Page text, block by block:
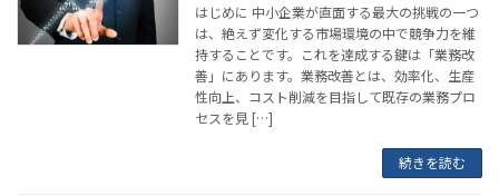
はじめに 中小企業が直面する最大の挑戦の一つ
は、絶えず変化する市場環境の中で競争力を維
持することです。これを達成する鍵は「業務改
善」にあります。業務改善とは、効率化、生産
性向上、コスト削減を目指して既存の業務プロ
セスを見 […]
続きを読む